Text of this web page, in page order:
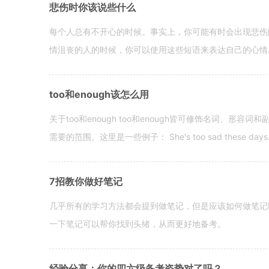
悲伤时你该说些什么
每个人总有不开心的时候。事实上，你可能有时会出现悲
情沮丧的人的时候，你可以使用这些短语来表达自己的心
too和enough该怎么用
关于too和enough too和enough皆可修饰名词、形容词和
需要的范围。这里是一些例子： She's too sad these
7招教你做好笔记
几乎所有的学习方法都会提到做笔记，但是应该如何做笔
一下笔记可以帮你找到头绪，从而更好地备考。